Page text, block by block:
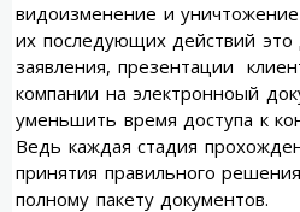
видоизменение и
их последующих действий это
заявления, презентации
компании на электронноый
уменьшить время доступа к
Ведь каждая стадия
принятия правильного
полному пакету документов.